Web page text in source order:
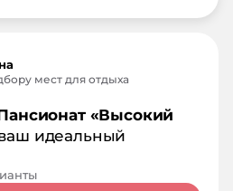
мест для отдыха
«Высокий
идеальный